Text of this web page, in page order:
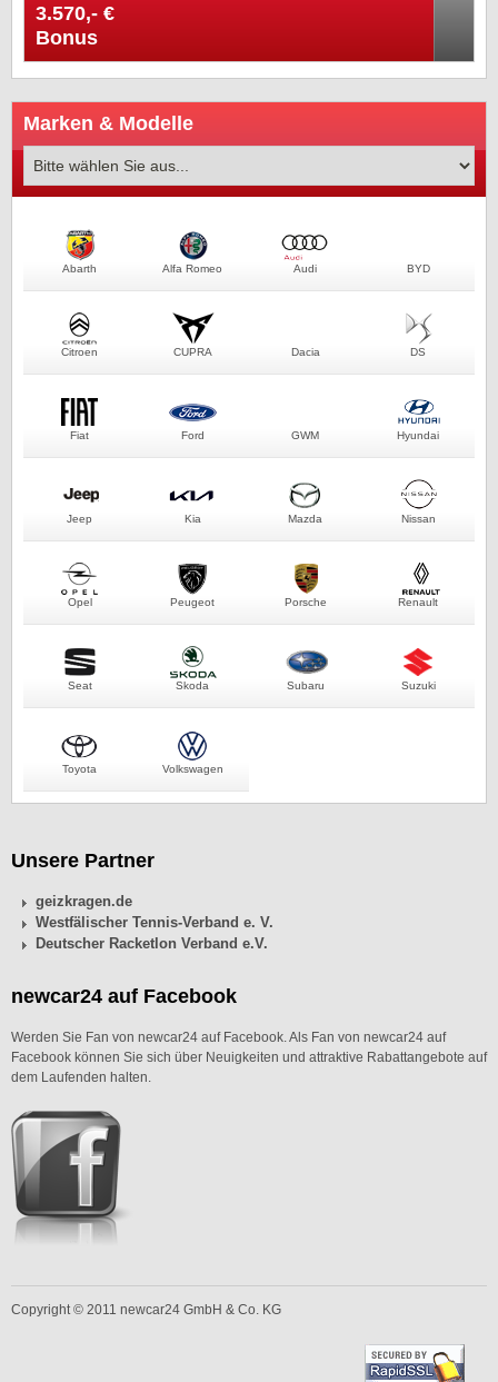
Marken & Modelle
Abarth Alfa Romeo Audi BYD
Citroen CUPRA Dacia DS
Fiat Ford GWM Hyundai
Jeep Kia Mazda Nissan
Opel Peugeot Porsche Renault
Seat Skoda Subaru Suzuki
Toyota Volkswagen
3.570,- €
Bonus
Unsere Partner
geizkragen.de
Westfälischer Tennis-Verband e. V.
Deutscher Racketlon Verband e.V.
newcar24 auf Facebook
Werden Sie Fan von newcar24 auf Facebook. Als Fan von newcar24 auf
Facebook können Sie sich über Neuigkeiten und attraktive Rabattangebote auf
dem Laufenden halten.
Copyright © 2011 newcar24 GmbH & Co. KG